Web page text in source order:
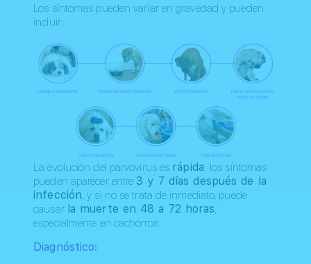
Los síntomas pueden variar en gravedad y pueden
incluir:
La evolución del parvovirus es rápida: los síntomas
pueden aparecer entre 3 y 7 días después de la
infección, y si no se trata de inmediato, puede
causar la muerte en 48 a 72 horas,
especialmente en cachorros.
Diagnóstico: